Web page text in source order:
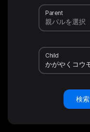
Parent
Child
検索